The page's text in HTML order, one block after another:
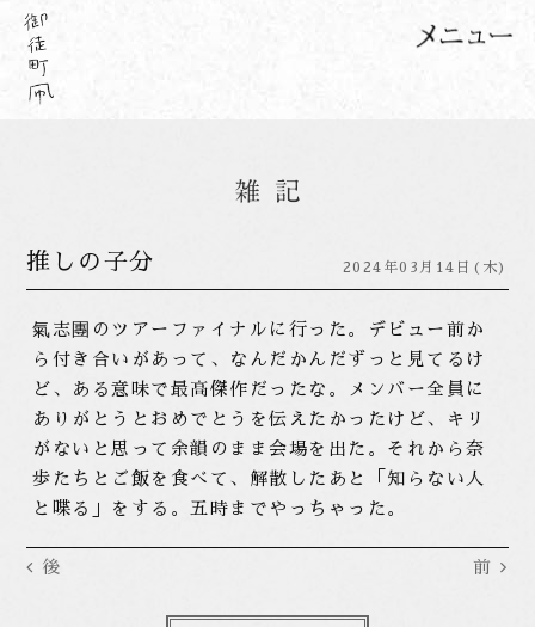
推しの子分 2024年03月14日(木)
氣志團のツアーファイナルに行った。デビュー前か
ら付き合いがあって、なんだかんだずっと見てるけ
ど、ある意味で最高傑作だったな。メンバー全員に
ありがとうとおめでとうを伝えたかったけど、キリ
がないと思って余韻のまま会場を出た。それから奈
歩たちとご飯を食べて、解散したあと「知らない人
と喋る」をする。五時までやっちゃった。
後 前